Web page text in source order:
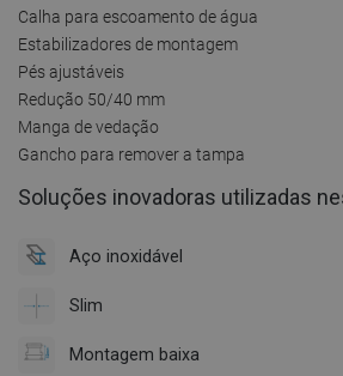
Calha para escoamento de água
Estabilizadores de montagem
Pés ajustáveis
Redução 50/40 mm
Manga de vedação
Gancho para remover a tampa
Soluções inovadoras utilizadas
Aço inoxidável
Slim
Montagem baixa